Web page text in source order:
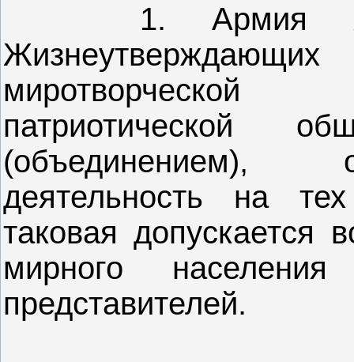
1. Армия
патриотической
(объединением),
деятельность на
таковая допускается
мирного
представителей.